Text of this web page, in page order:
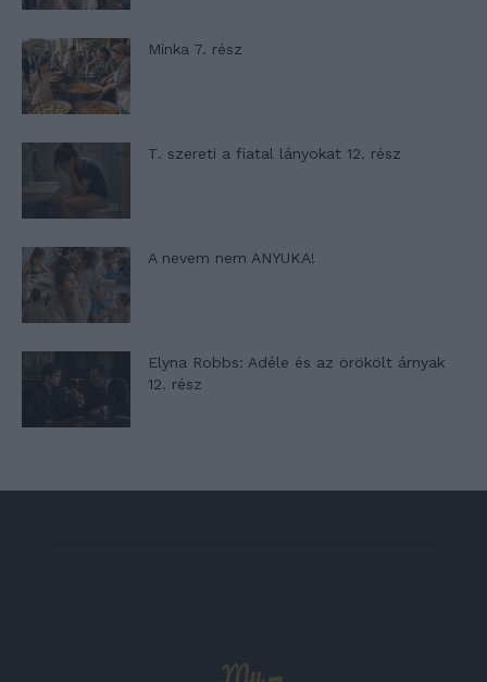
Minka 7. rész
T. szereti a fiatal lányokat 12. rész
A nevem nem ANYUKA!
Elyna Robbs: Adéle és az örökölt árnyak
12. rész